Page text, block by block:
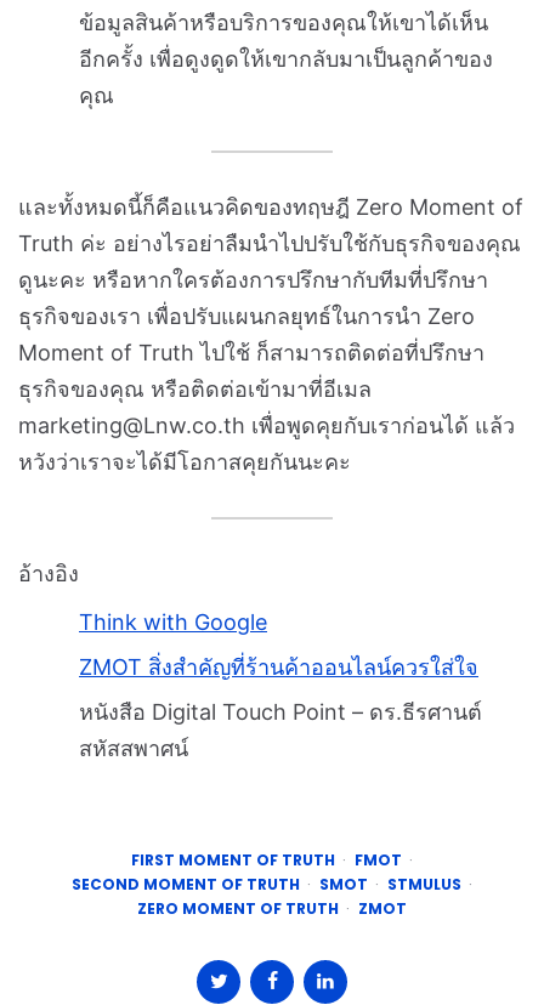
ข้อมูลสินค้าหรือบริการของคุณให้เขาได้เห็น
อีกครั้ง เพื่อดูงดูดให้เขากลับมาเป็นลูกค้าของ
คุณ
และทั้งหมดนี้ก็คือแนวคิดของทฤษฎี Zero Moment of
Truth ค่ะ อย่างไรอย่าลืมนำไปปรับใช้กับธุรกิจของคุณ
ดูนะคะ หรือหากใครต้องการปรึกษากับทีมที่ปรึกษา
ธุรกิจของเรา เพื่อปรับแผนกลยุทธ์ในการนำ Zero
Moment of Truth ไปใช้ ก็สามารถติดต่อที่ปรึกษา
ธุรกิจของคุณ หรือติดต่อเข้ามาที่อีเมล
marketing@Lnw.co.th เพื่อพูดคุยกับเราก่อนได้ แล้ว
หวังว่าเราจะได้มีโอกาสคุยกันนะคะ
อ้างอิง
Think with Google
ZMOT สิ่งสำคัญที่ร้านค้าออนไลน์ควรใส่ใจ
หนังสือ Digital Touch Point – ดร.ธีรศานต์
สหัสสพาศน์
FIRST MOMENT OF TRUTH
FMOT
SECOND MOMENT OF TRUTH
SMOT
STMULUS
ZERO MOMENT OF TRUTH
ZMOT